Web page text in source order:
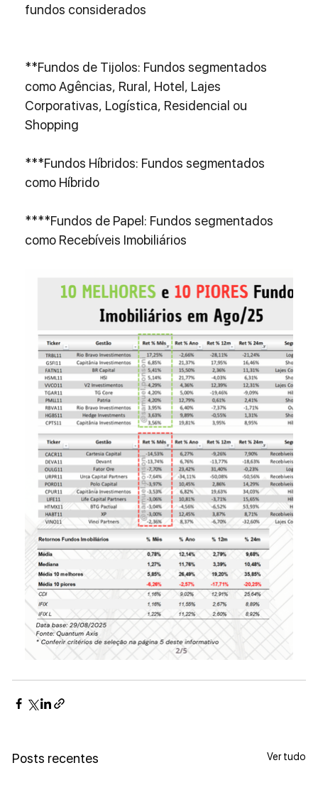
fundos considerados
**Fundos de Tijolos: Fundos segmentados
como Agências, Rural, Hotel, Lajes
Corporativas, Logística, Residencial ou
Shopping
***Fundos Híbridos: Fundos segmentados
como Híbrido
****Fundos de Papel: Fundos segmentados
como Recebíveis Imobiliários
Posts recentes Ver tudo